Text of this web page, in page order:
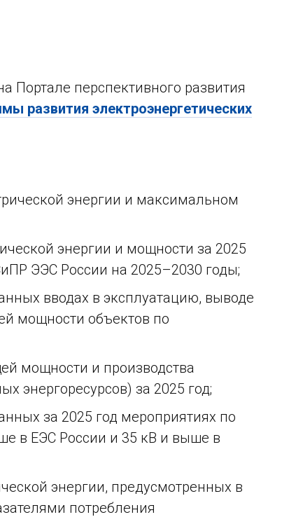
Портале перспективного развития
развития электроэнергетических
энергии и максимальном
энергии и мощности за 2025
ЭЭС России на 2025–2030 годы;
вводах в эксплуатацию, выводе
мощности объектов по
мощности и производства
энергоресурсов) за 2025 год;
за 2025 год мероприятиях по
в ЕЭС России и 35 кВ и выше в
энергии, предусмотренных в
потребления